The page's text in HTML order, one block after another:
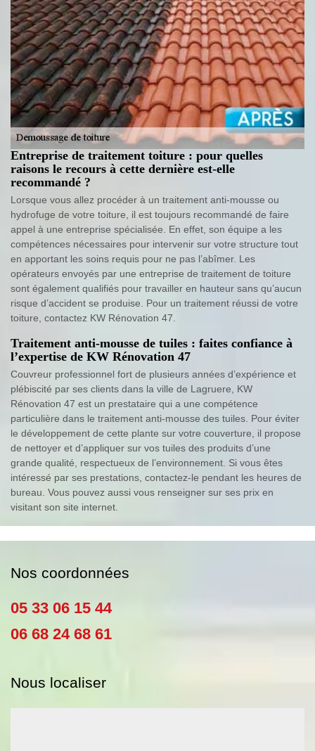
Entreprise de traitement toiture : pour quelles
raisons le recours à cette dernière est-elle
recommandé ?
Lorsque vous allez procéder à un traitement anti-mousse ou
hydrofuge de votre toiture, il est toujours recommandé de faire
appel à une entreprise spécialisée. En effet, son équipe a les
compétences nécessaires pour intervenir sur votre structure tout
en apportant les soins requis pour ne pas l’abîmer. Les
opérateurs envoyés par une entreprise de traitement de toiture
sont également qualifiés pour travailler en hauteur sans qu’aucun
risque d’accident se produise. Pour un traitement réussi de votre
toiture, contactez KW Rénovation 47.
Traitement anti-mousse de tuiles : faites confiance à
l’expertise de KW Rénovation 47
Couvreur professionnel fort de plusieurs années d’expérience et
plébiscité par ses clients dans la ville de Lagruere, KW
Rénovation 47 est un prestataire qui a une compétence
particulière dans le traitement anti-mousse des tuiles. Pour éviter
le développement de cette plante sur votre couverture, il propose
de nettoyer et d’appliquer sur vos tuiles des produits d’une
grande qualité, respectueux de l’environnement. Si vous êtes
intéressé par ses prestations, contactez-le pendant les heures de
bureau. Vous pouvez aussi vous renseigner sur ses prix en
visitant son site internet.
Nos coordonnées
05 33 06 15 44
06 68 24 68 61
Nous localiser